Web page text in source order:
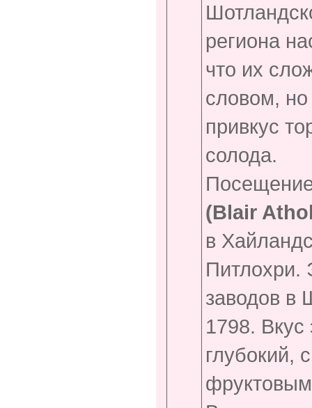
региона
что их
словом,
привкус
солода.
(Blair
в
Питлохри.
заводов в
1798. Вкус
глубокий,